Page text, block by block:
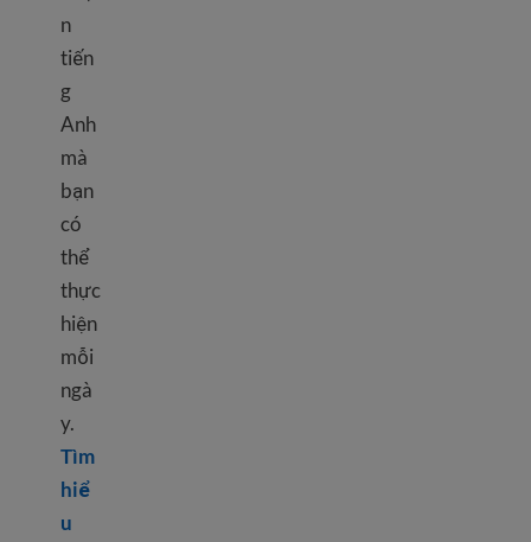
n
tiến
g
Anh
mà
bạn
có
thể
thực
hiện
mỗi
ngà
y.
Tìm
hiể
u